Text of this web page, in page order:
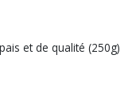
et de qualité (250g)